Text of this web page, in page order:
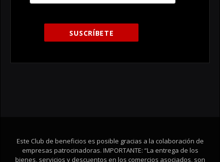
Este Club de beneficios es posible gracias a la colaboración de
empresas patrocinadoras. IMPORTANTE: “La entrega de los
bienes, servicios y descuentos en los comercios asociados, son